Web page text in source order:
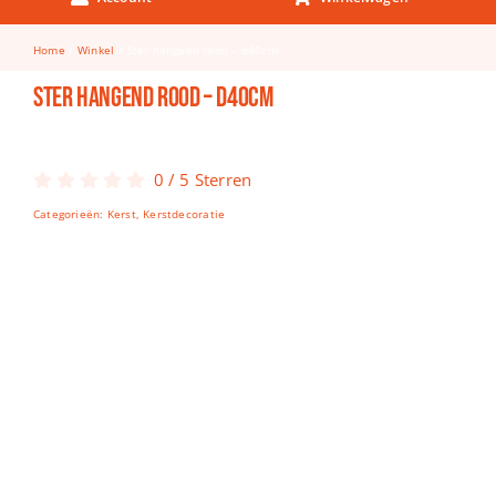
Keuken & Tafelen
Kinderfietsen
Knutselen
Spellen
Home Winkel
Ster hangend rood – d40cm
0 / 5 Sterren
Categorieën: Kerst, Kerstdecoratie